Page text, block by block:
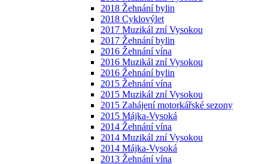
2018 Žehnání bylin
2018 Cyklovýlet
2017 Muzikál zní Vysokou
2017 Žehnání bylin
2016 Žehnání vína
2016 Muzikál zní Vysokou
2016 Žehnání bylin
2015 Žehnání vína
2015 Muzikál zní Vysokou
2015 Zahájení motorkářské sezony
2015 Májka-Vysoká
2014 Žehnání vína
2014 Muzikál zní Vysokou
2014 Májka-Vysoká
2013 Žehnání vína